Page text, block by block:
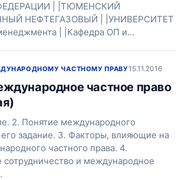
| |ТЮМЕНСКИЙ
НЕФТЕГАЗОВЫЙ | |УНИВЕРСИТЕТ
| |Кафедра ОП и…
ЧАСТНОМУ ПРАВУ15.11.2016
частное право
2. Понятие международного
его задание. 3. Факторы, влияющие на
частного права. 4.
и международное